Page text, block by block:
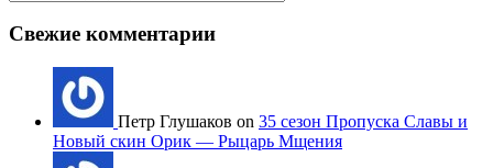
Свежие комментарии
Петр Глушаков on 35 сезон Пропуска Славы и
Новый скин Орик — Рыцарь Мщения